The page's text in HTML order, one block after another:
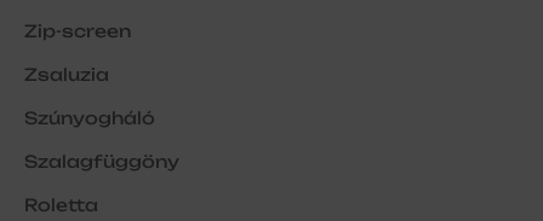
Zip-screen
Zsaluzia
Szúnyogháló
Szalagfüggöny
Roletta